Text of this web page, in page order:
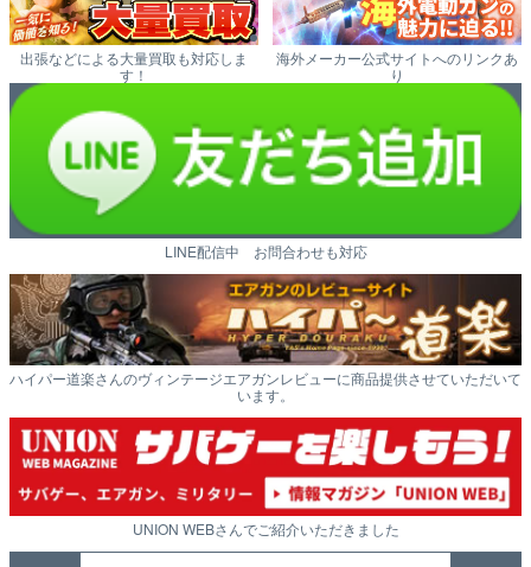
出張などによる大量買取も対応しま
す！
海外メーカー公式サイトへのリンクあ
り
LINE配信中 お問合わせも対応
ハイパー道楽さんのヴィンテージエアガンレビューに商品提供させていただいて
います。
UNION WEBさんでご紹介いただきました